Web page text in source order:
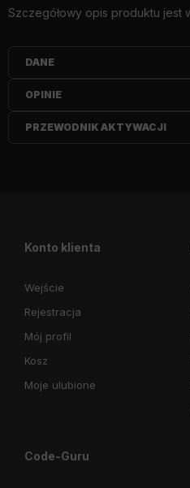
Szczegółowy opis produktu jest
DANE
OPINIE
PRZEWODNIK AKTYWACJI
Konto klienta
Wejście
Rejestracja
Mój profil
Kosz
Moje ulubione
Code-Guru